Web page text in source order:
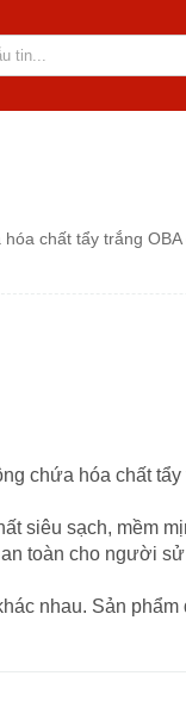
chất tẩy trắng
chứa hóa chất
siêu sạch, mềm
toàn cho người
nhau. Sản